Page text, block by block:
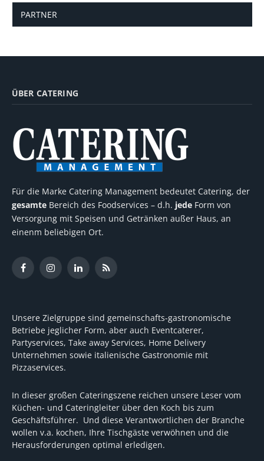
PARTNER
ÜBER CATERING
Für die Marke Catering Management bedeutet Catering, der
gesamte Bereich des Foodservices – d.h. jede Form von
Versorgung mit Speisen und Getränken außer Haus, an
einenm beliebigen Ort.
FacebookInstagramLinkedInRSS
Unsere Zielgruppe sind gemeinschafts-gastronomische
Betriebe jeglicher Form, aber auch Eventcaterer,
Partyservices, Take away Services, Home Delivery
Unternehmen sowie italienische Gastronomie mit
Pizzaservices.
In dieser großen Cateringszene reichen unsere Leser vom
Küchen- und Cateringleiter über den Koch bis zum
Geschäftsführer. Und diese Verantwortlichen der Branche
wollen v.a. kochen, Ihre Tischgäste verwöhnen und die
Herausforderungen optimal erledigen.